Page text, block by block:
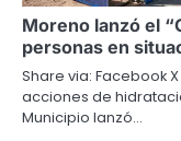
Moreno lanzó el
personas en
Share via: Facebook
acciones de
Municipio lanzó…